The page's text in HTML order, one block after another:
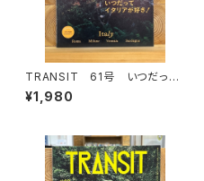
TRANSIT 61号 いつだって
イタリアが好き！
¥1,980